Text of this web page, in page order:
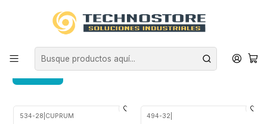
ESCALERAS CUPRUM
534-28 CUPRUM 494-32